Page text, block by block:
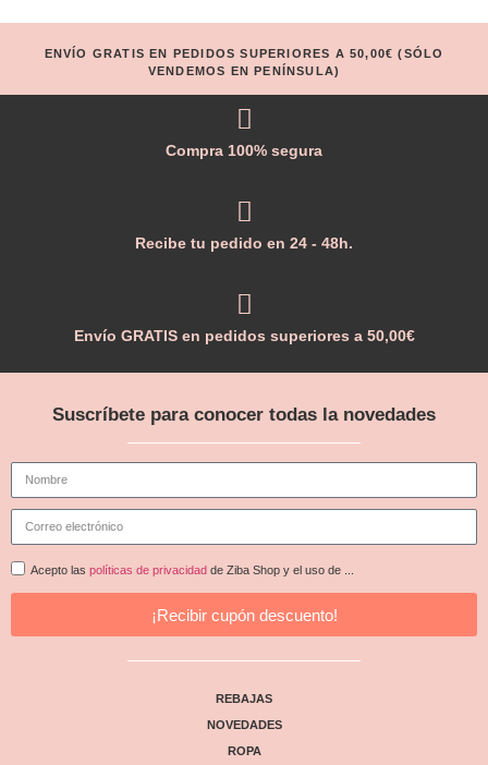
ENVÍO GRATIS EN PEDIDOS SUPERIORES A 50,00€ (SÓLO
VENDEMOS EN PENÍNSULA)
Compra 100% segura
Recibe tu pedido en 24 - 48h.
Envío GRATIS en pedidos superiores a 50,00€
Suscríbete para conocer todas la novedades
Acepto las políticas de privacidad de Ziba Shop y el uso de ...
¡Recibir cupón descuento!
REBAJAS
NOVEDADES
ROPA